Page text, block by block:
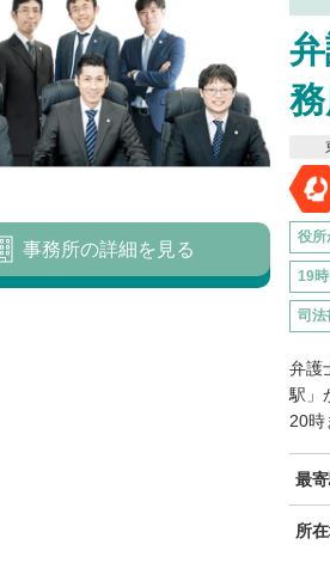
役所
19
司法
弁護
駅」
20時
最
所
事務所の詳細を見る